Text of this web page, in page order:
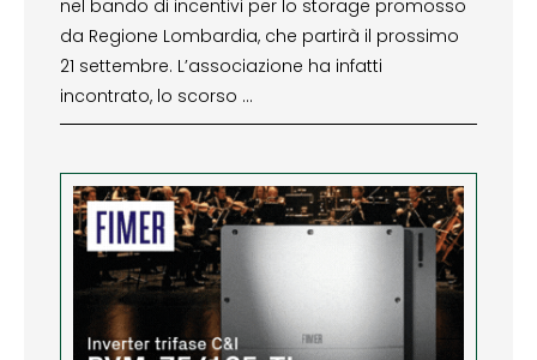
nel bando di incentivi per lo storage promosso
da Regione Lombardia, che partirà il prossimo
21 settembre. L’associazione ha infatti
incontrato, lo scorso …